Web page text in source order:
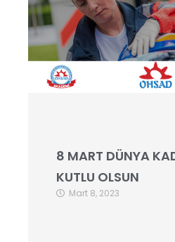
8 MART DÜNYA
KUTLU OLSUN
Mart 8, 2023